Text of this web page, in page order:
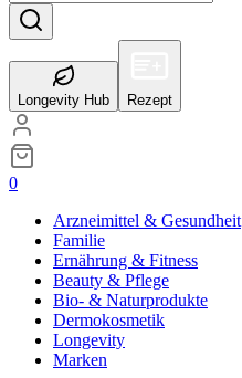
Longevity Hub Rezept
0
Arzneimittel & Gesundheit
Familie
Ernährung & Fitness
Beauty & Pflege
Bio- & Naturprodukte
Dermokosmetik
Longevity
Marken